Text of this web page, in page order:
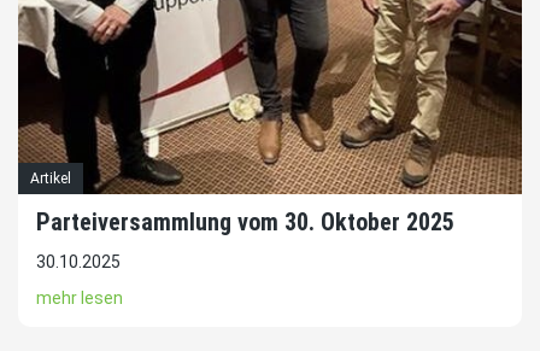
Artikel
Parteiversammlung vom 30. Oktober 2025
30.10.2025
mehr lesen